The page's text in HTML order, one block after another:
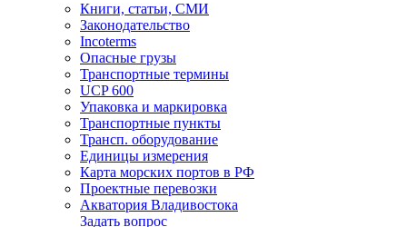
Книги, статьи, СМИ
Законодательство
Incoterms
Опасные грузы
Транспортные термины
UCP 600
Упаковка и маркировка
Транспортные пункты
Трансп. оборудование
Единицы измерения
Карта морских портов в РФ
Проектные перевозки
Акватория Владивостока
Задать вопрос